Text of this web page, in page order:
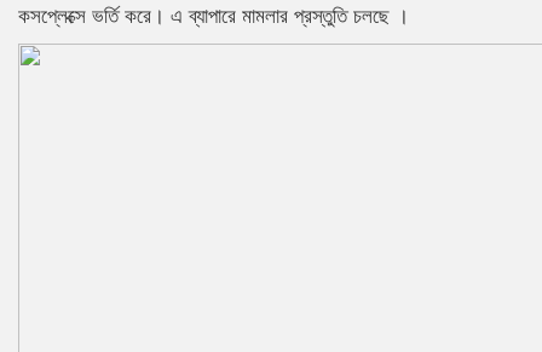
কসপ্লেক্সে ভর্তি করে। এ ব্যাপারে মামলার প্রস্তুতি চলছে ।